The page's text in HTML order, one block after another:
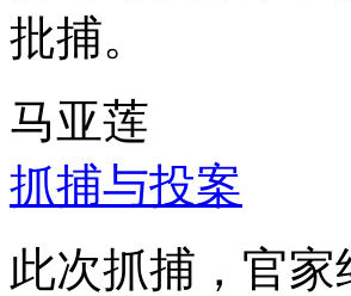
批捕。
马亚莲
抓捕与投案
此次抓捕，官